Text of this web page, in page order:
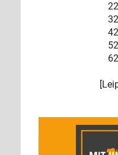
22
32
42
52
62
[